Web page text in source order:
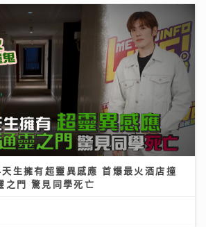
生擁有超靈異感應 首爆最火酒店撞
之門 驚見同學死亡